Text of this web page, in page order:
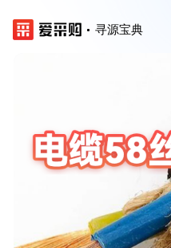
寻源宝典